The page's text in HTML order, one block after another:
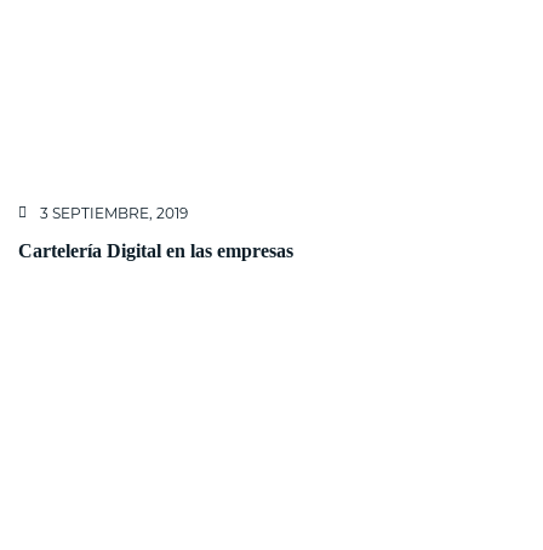
3 SEPTIEMBRE, 2019
Cartelería Digital en las empresas